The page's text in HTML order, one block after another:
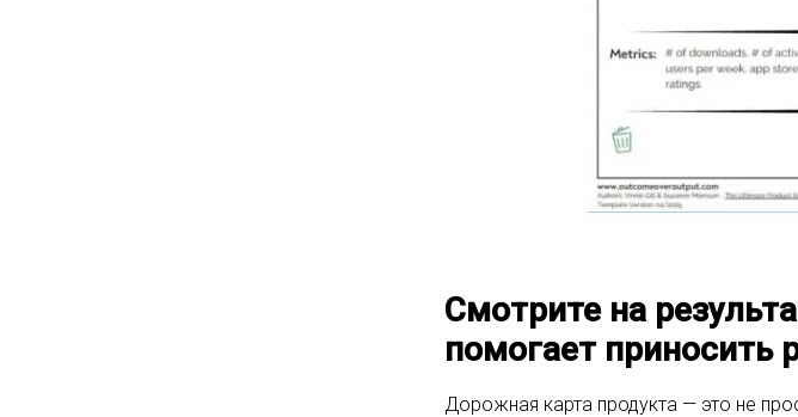
Смотрите на
помогает приносить
Дорожная карта продукта — это не